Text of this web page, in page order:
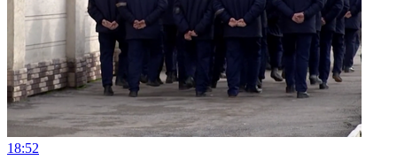
18:52